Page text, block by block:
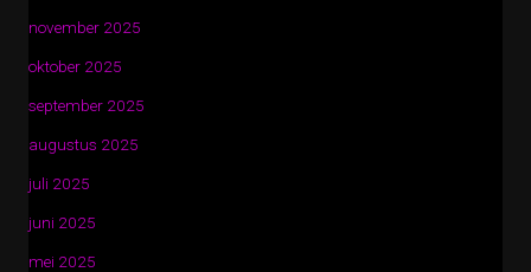
november 2025
oktober 2025
september 2025
augustus 2025
juli 2025
juni 2025
mei 2025